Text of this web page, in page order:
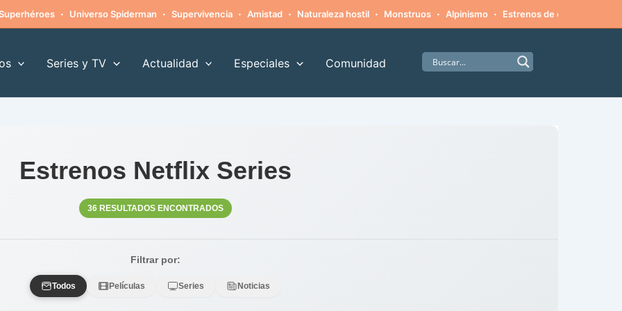
· Universo Spiderman · Supervivencia · Amistad · Naturaleza hostil · Monstruos · Alpinismo · Estrenos de cine
Series y TV Actualidad Especiales Comunidad
Estrenos Netflix Series
36 RESULTADOS ENCONTRADOS
Filtrar por:
Todos Películas Series Noticias